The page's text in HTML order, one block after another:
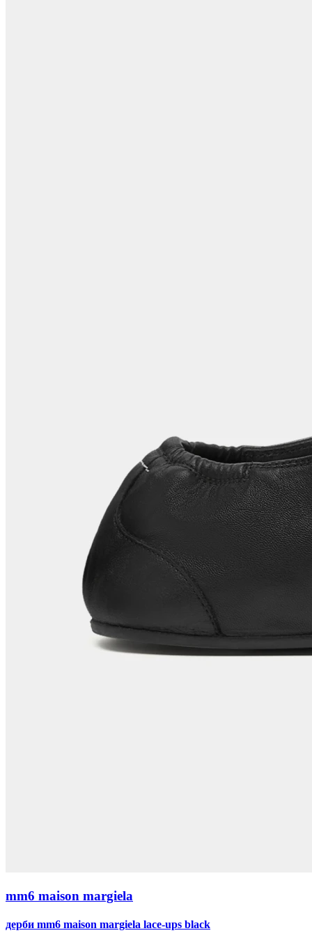
mm6 maison margiela
дерби mm6 maison margiela lace-ups black